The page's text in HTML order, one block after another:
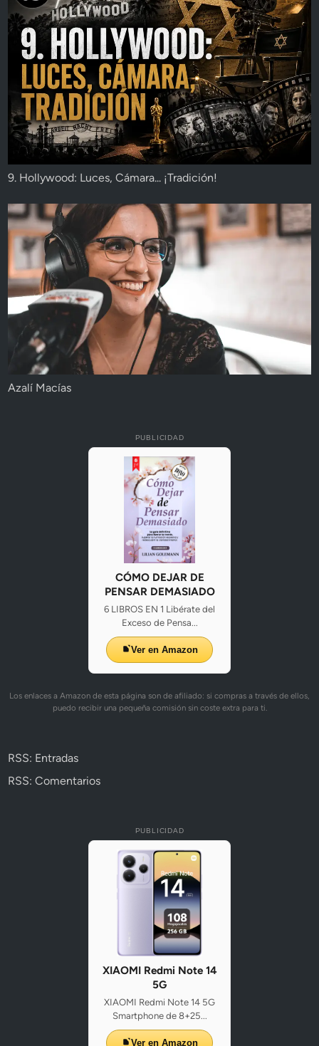
9. Hollywood: Luces, Cámara... ¡Tradición!
Azalí Macías
PUBLICIDAD
CÓMO DEJAR DE
PENSAR DEMASIADO
6 LIBROS EN 1 Libérate del
Exceso de Pensa...
Ver en Amazon
Los enlaces a Amazon de esta página son de afiliado: si compras a través de ellos,
puedo recibir una pequeña comisión sin coste extra para ti.
RSS: Entradas
RSS: Comentarios
PUBLICIDAD
XIAOMI Redmi Note 14
5G
XIAOMI Redmi Note 14 5G
Smartphone de 8+25...
Ver en Amazon